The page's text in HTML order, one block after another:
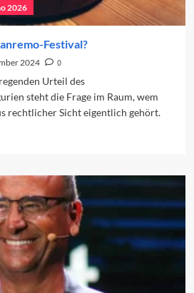
2026
Festival?
2024
0
Urteil des
steht die Frage im Raum, wem
rechtlicher Sicht eigentlich gehört.